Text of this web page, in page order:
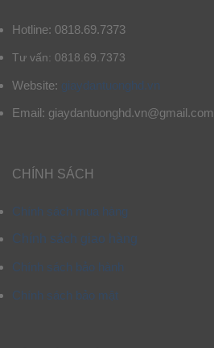
Hotline: 0818.69.7373
Tư vấn: 0818.69.7373
Website: giaydantuonghd.vn
Email: giaydantuonghd.vn@gmail.com
CHÍNH SÁCH
Chính sách mua hàng
Chính sách giao hàng
Chính sách bảo hành
Chính sách bảo mật